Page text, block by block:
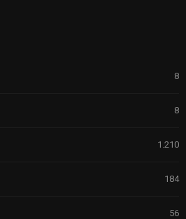
8
8
1.210
184
56